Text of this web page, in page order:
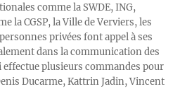
comme la SWDE, ING,
la CGSP, la Ville de Verviers, les
privées font appel à ses
dans la communication des
effectue plusieurs commandes pour
Ducarme, Kattrin Jadin, Vincent